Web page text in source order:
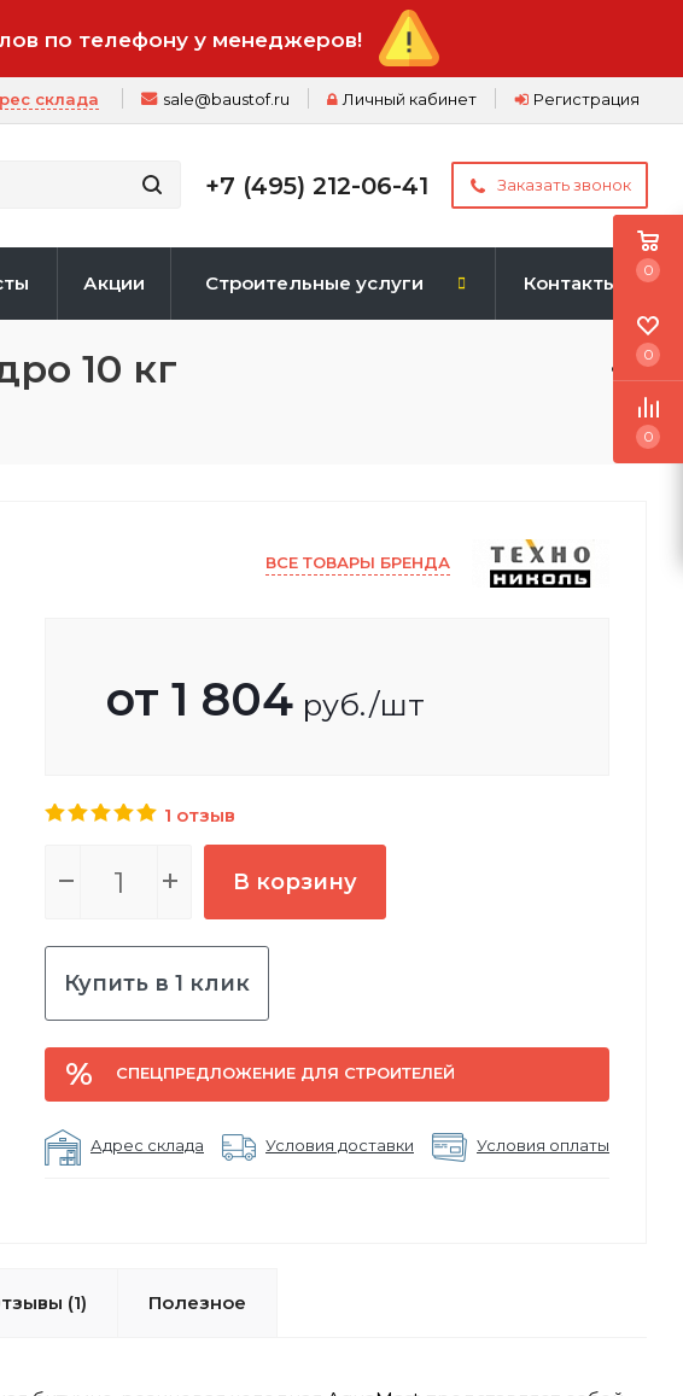
по телефону у менеджеров!
Регистрация
Личный кабинет
sale@baustof.ru
склада
+7 (495) 212-06-41 Заказать звонок
Акции Строительные услуги Контакты
10 кг
ВСЕ ТОВАРЫ БРЕНДА
от 1 804 руб./шт
1 отзыв
В корзину
Купить в 1 клик
СПЕЦПРЕДЛОЖЕНИЕ ДЛЯ СТРОИТЕЛЕЙ
Адрес склада Условия доставки Условия оплаты
(1) Полезное
0
0
0